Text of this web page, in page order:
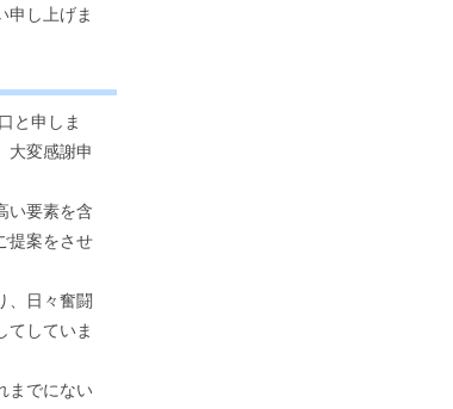
申し上げま
と申しま
大変感謝申
い要素を含
提案をさせ
、日々奮闘
てしていま
までにない